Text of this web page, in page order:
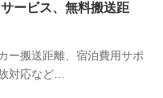
る業務の遂行のため
びに法人向けASPサー
ービス、無料搬送距
ー搬送距離、宿泊費用サポ
対応など…